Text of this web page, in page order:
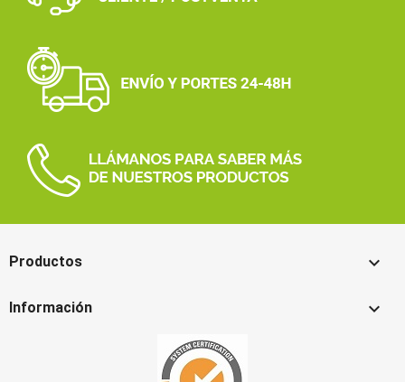
Productos 
Información 